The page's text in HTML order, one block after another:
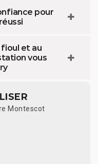
pour
fioul et au
vous
Montescot